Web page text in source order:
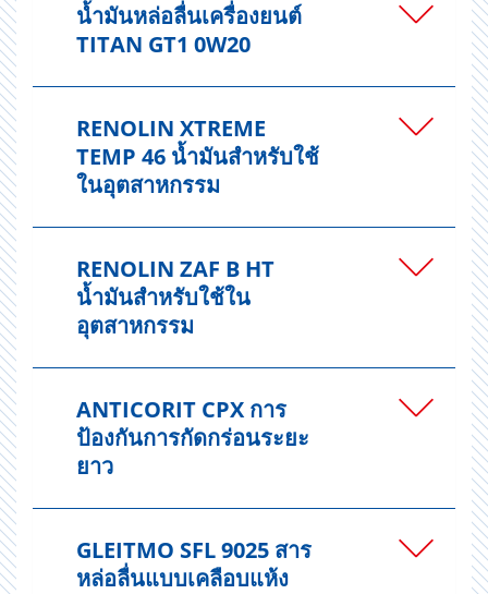
น้ำมันหล่อลื่นเครื่องยนต์
TITAN GT1 0W20
RENOLIN XTREME
TEMP 46 น้ำมันสำหรับใช้
ในอุตสาหกรรม
RENOLIN ZAF B HT
น้ำมันสำหรับใช้ใน
อุตสาหกรรม
ANTICORIT CPX การ
ป้องกันการกัดกร่อนระยะ
ยาว
GLEITMO SFL 9025 สาร
หล่อลื่นแบบเคลือบแห้ง